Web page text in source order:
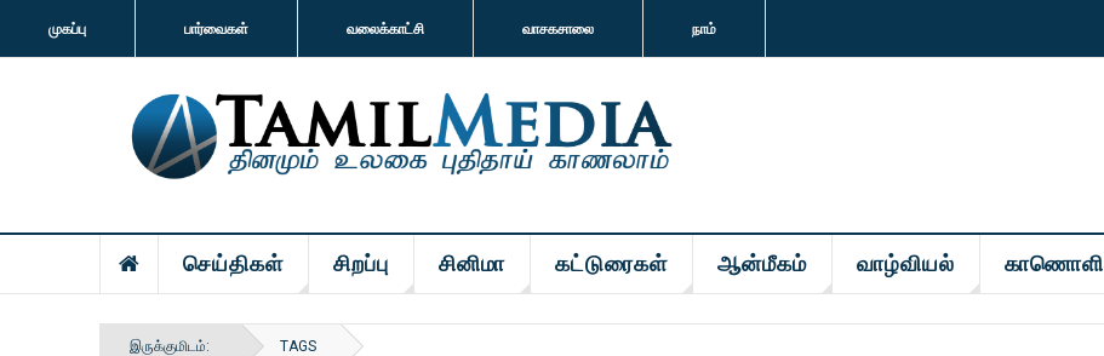
முகப்பு பார்வைகள் வலைக்காட்சி வாசகசாலை நாம்
செய்திகள் சிறப்பு சினிமா கட்டுரைகள் ஆன்மீகம் வாழ்வியல் காணொளி
இருக்குமிடம்: TAGS